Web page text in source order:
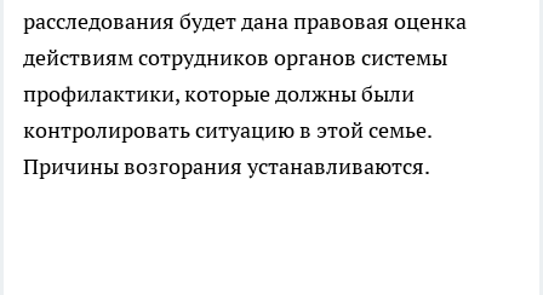
расследования будет дана правовая оценка
действиям сотрудников органов системы
профилактики, которые должны были
контролировать ситуацию в этой семье.
Причины возгорания устанавливаются.